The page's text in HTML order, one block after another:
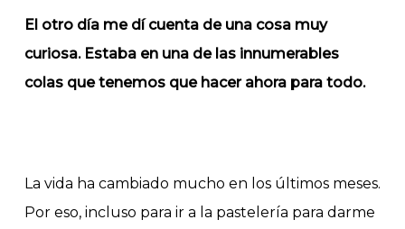
El otro día me dí cuenta de una cosa muy
curiosa. Estaba en una de las innumerables
colas que tenemos que hacer ahora para todo.
La vida ha cambiado mucho en los últimos meses.
Por eso, incluso para ir a la pastelería para darme